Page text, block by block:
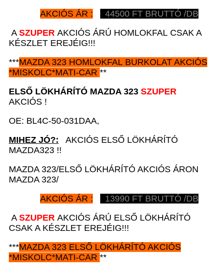
AKCIÓS ÁR :
44500 FT BRUTTÓ /DB
A SZUPER AKCIÓS ÁRÚ HOMLOKFAL CSAK A
KÉSZLET EREJÉIG!!!
***MAZDA 323 HOMLOKFAL BURKOLAT AKCIÓS
*MISKOLC*MATI-CAR **
ELSŐ LÖKHÁRÍTÓ MAZDA 323 SZUPER
AKCIÓS !
OE: BL4C-50-031DAA,
MIHEZ JÓ?: AKCIÓS ELSŐ LÖKHÁRÍTÓ
MAZDA323 !!
MAZDA 323/ELSŐ LÖKHÁRÍTÓ AKCIÓS ÁRON
MAZDA 323/
AKCIÓS ÁR :
13990 FT BRUTTÓ /DB
A SZUPER AKCIÓS ÁRÚ ELSŐ LÖKHÁRÍTÓ
CSAK A KÉSZLET EREJÉIG!!!
***MAZDA 323 ELSŐ LÖKHÁRÍTÓ AKCIÓS
*MISKOLC*MATI-CAR **